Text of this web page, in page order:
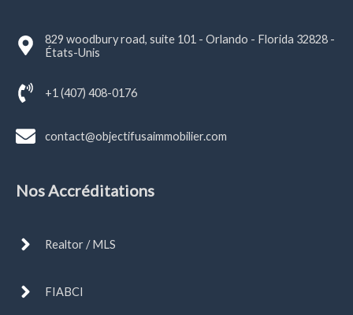
829 woodbury road, suite 101 - Orlando - Florida 32828 -
États-Unis
+1 (407) 408-0176
contact@objectifusaimmobilier.com
Nos Accréditations
Realtor / MLS
FIABCI